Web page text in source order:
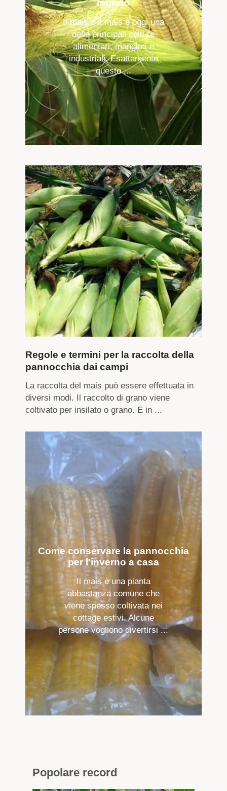
mondo
Il mais o il mais è oggi una
delle principali colture
alimentari, mangimi e
industriali. Esattamente
questo ...
Regole e termini per la raccolta della
pannocchia dai campi
La raccolta del mais può essere effettuata in
diversi modi. Il raccolto di grano viene
coltivato per insilato o grano. E in ...
Come conservare la pannocchia
per l'inverno a casa
Il mais è una pianta
abbastanza comune che
viene spesso coltivata nei
cottage estivi. Alcune
persone vogliono divertirsi ...
Popolarerecord